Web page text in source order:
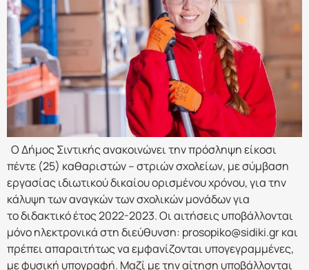
Ο Δήμος Σιντικής ανακοινώνει την πρόσληψη είκοσι
πέντε (25) καθαριστών – στριών σχολείων, με σύμβαση
εργασίας ιδιωτικού δικαίου ορισμένου χρόνου, για την
κάλυψη των αναγκών των σχολικών μονάδων για
το διδακτικό έτος 2022-2023. Οι αιτήσεις υποβάλλονται
μόνο ηλεκτρονικά στη διεύθυνση: prosopiko@sidiki.gr και
πρέπει απαραιτήτως να εμφανίζονται υπογεγραμμένες,
με φυσική υπογραφή. Μαζί με την αίτηση υποβάλλονται